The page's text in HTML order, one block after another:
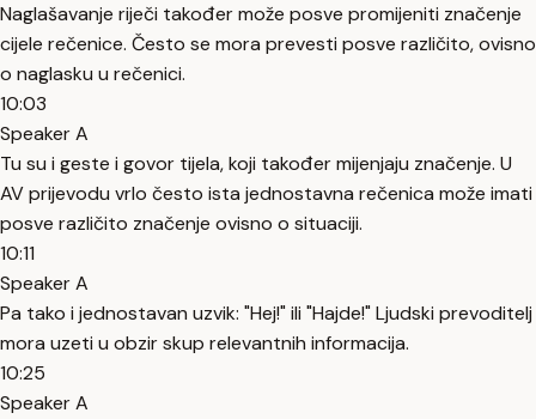
Naglašavanje riječi također može posve promijeniti značenje
cijele rečenice. Često se mora prevesti posve različito, ovisno
o naglasku u rečenici.
10:03
Speaker A
Tu su i geste i govor tijela, koji također mijenjaju značenje. U
AV prijevodu vrlo često ista jednostavna rečenica može imati
posve različito značenje ovisno o situaciji.
10:11
Speaker A
Pa tako i jednostavan uzvik: "Hej!" ili "Hajde!" Ljudski prevoditelj
mora uzeti u obzir skup relevantnih informacija.
10:25
Speaker A